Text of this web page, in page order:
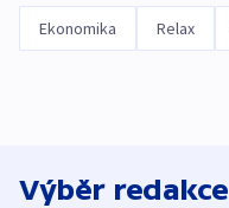
Ekonomika Relax
Výběr redakce